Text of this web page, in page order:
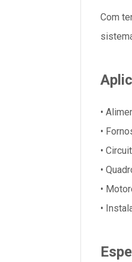
Com
•
•
•
•
•
•